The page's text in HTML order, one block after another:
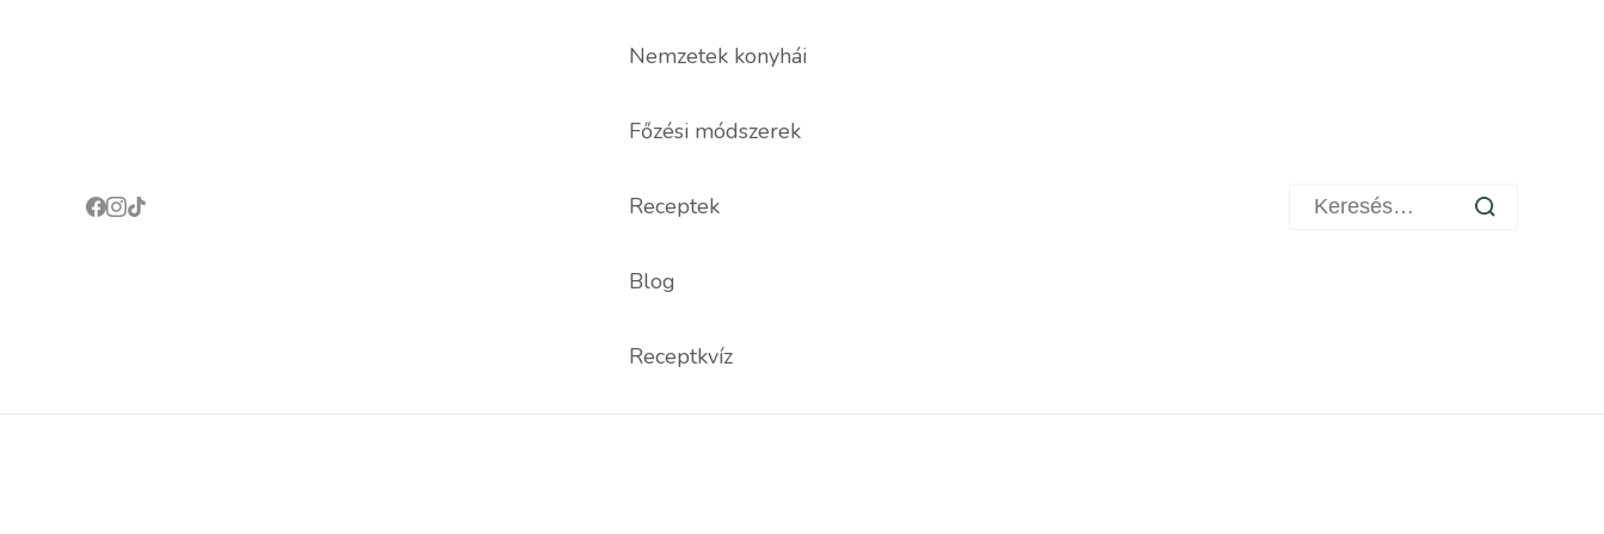
Nemzetek konyhái
Főzési módszerek
Receptek
Blog
Receptkvíz
Keresés: